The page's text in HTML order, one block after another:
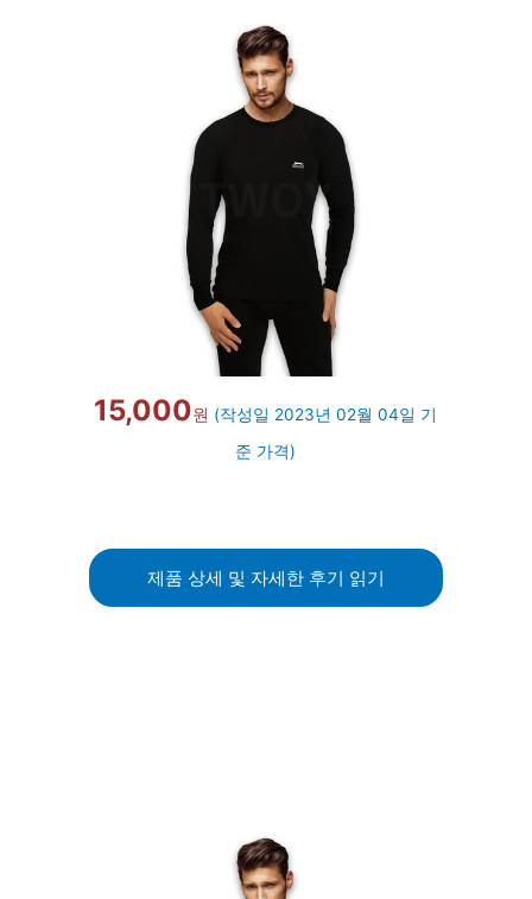
15,000원 (작성일 2023년 02월 04일 기
준 가격)
제품 상세 및 자세한 후기 읽기